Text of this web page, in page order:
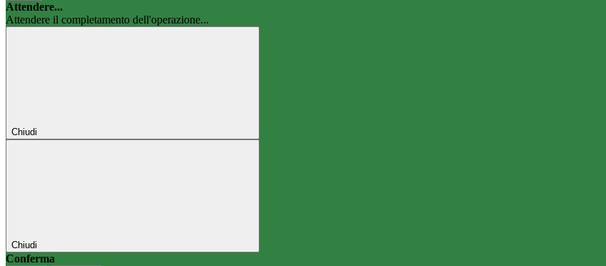
Attendere...
Attendere il completamento dell'operazione...
Chiudi
Chiudi
Conferma